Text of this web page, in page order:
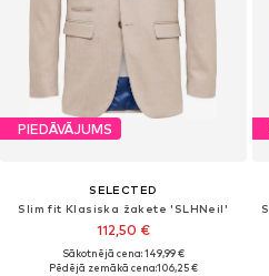
PIEDĀVĀJUMS
SELECTED
Slim fit Klasiska žakete 'SLHNeil'
112,50 €
Sākotnējā cena: 149,99 €
Pēdējā zemākā cena:106,25 €